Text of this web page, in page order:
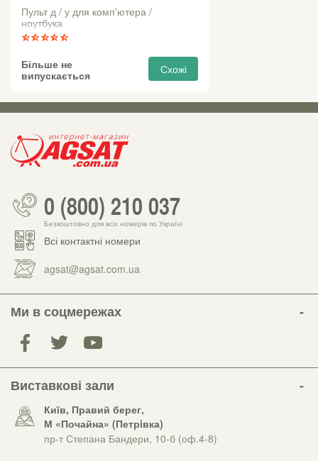
Пульт д / у для комп'ютера /
ноутбука
Більше не
випускається
Схожі
0 (800) 210 037
Безкоштовно для всіх номерів по Україні
Всі контактні номери
agsat@agsat.com.ua
Ми в соцмережах
Виставкові зали
Київ, Правий берег,
М «Почайна» (Петрiвка)
пр-т Степана Бандери, 10-б (оф.4-8)